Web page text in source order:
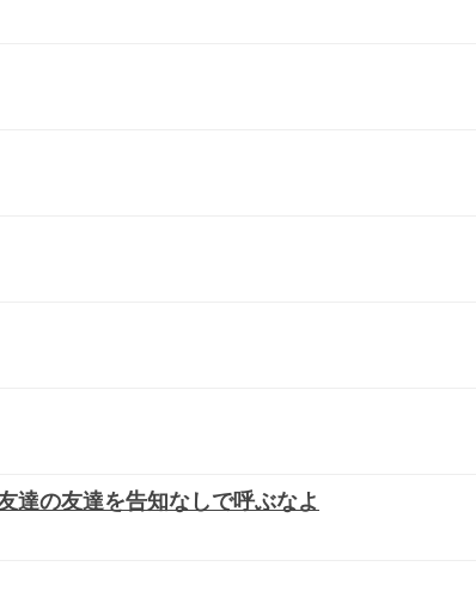
の友達を告知なしで呼ぶなよ